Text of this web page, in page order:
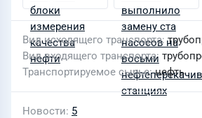
Вид исходящего транспорта
Вид входящего транспорта
Транспортируемое сырье нефть
Новости 5